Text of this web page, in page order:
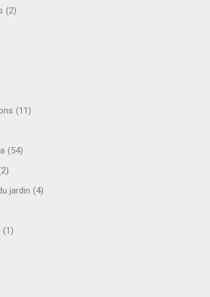
(2)
(11)
(54)
jardin (4)
(1)